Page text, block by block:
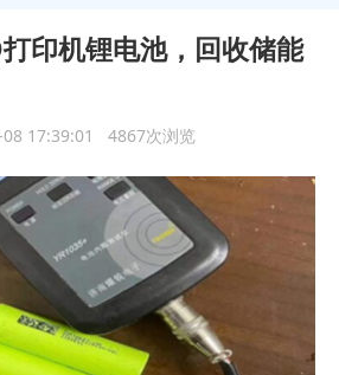
印机锂电池，回收储能
08 17:39:01 4867次浏览